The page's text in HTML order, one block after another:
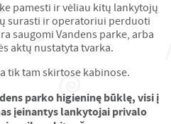
pamesti ir vėliau kitų lankytojų
surasti ir operatoriui perduoti
saugomi Vandens parke, arba
aktų nustatyta tvarka.
tik tam skirtose kabinose.
parko higieninę būklę, visi į
įeinantys lankytojai privalo